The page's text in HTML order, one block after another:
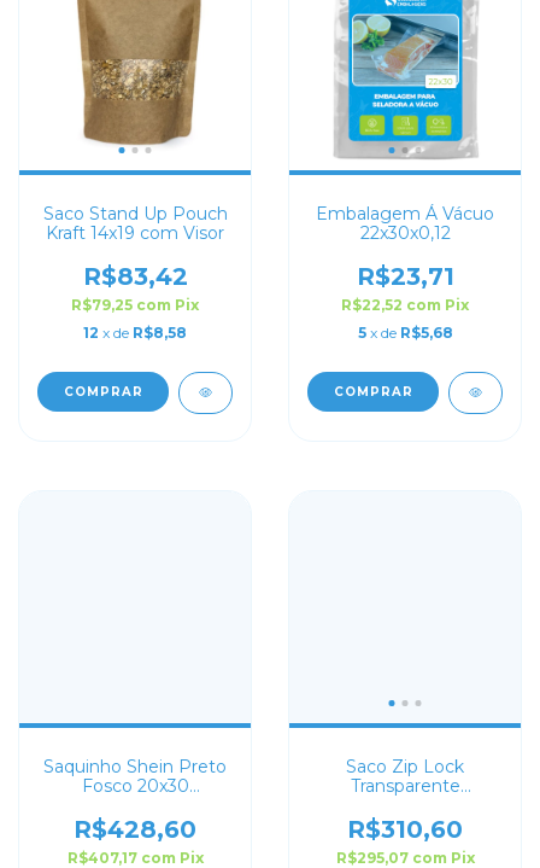
Saco Stand Up Pouch
Kraft 14x19 com Visor
R$83,42
R$79,25 com Pix
12 x de R$8,58
COMPRAR
Embalagem Á Vácuo
22x30x0,12
R$23,71
R$22,52 com Pix
5 x de R$5,68
COMPRAR
Saquinho Shein Preto
Fosco 20x30
R$428,60
R$407,17 com Pix
Saco Zip Lock
Transparente
R$310,60
R$295,07 com Pix